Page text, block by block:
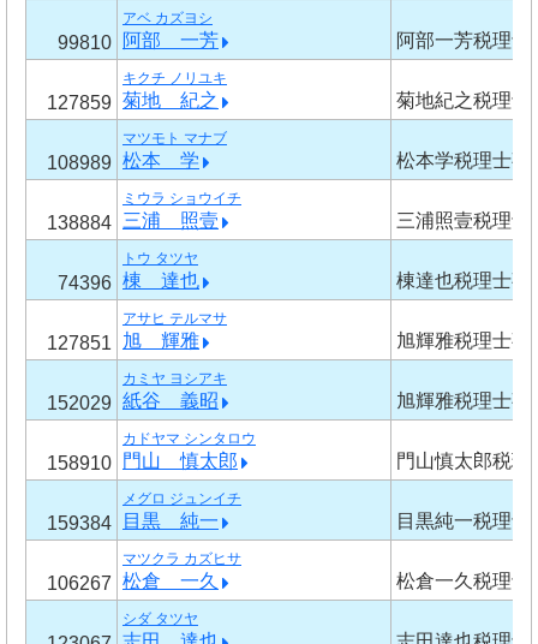
99810
アベ カズヨシ
阿部 一芳 阿部一芳税理士
127859
キクチ ノリユキ
菊地 紀之 菊地紀之税理士
108989
マツモト マナブ
松本 学 松本学税理士事
138884
ミウラ ショウイチ
三浦 照壹 三浦照壹税理士
74396
トウ タツヤ
棟 達也 棟達也税理士事
127851
アサヒ テルマサ
旭 輝雅 旭輝雅税理士事
152029
カミヤ ヨシアキ
紙谷 義昭 旭輝雅税理士事
158910
カドヤマ シンタロウ
門山 慎太郎 門山慎太郎税理
159384
メグロ ジュンイチ
目黒 純一 目黒純一税理士
106267
マツクラ カズヒサ
松倉 一久 松倉一久税理士
シダ タツヤ